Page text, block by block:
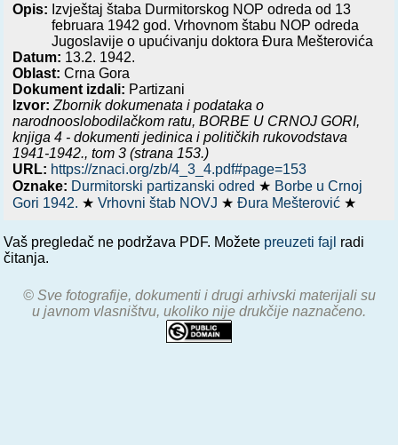
Opis: Izvještaj štaba Durmitorskog NOP odreda od 13
februara 1942 god. Vrhovnom štabu NOP odreda
Jugoslavije o upućivanju doktora Đura Mešterovića
Datum: 13.2. 1942.
Oblast: Crna Gora
Dokument izdali: Partizani
Izvor: Zbornik dokumenata i podataka o
narodnooslobodilačkom ratu,BORBE U CRNOJ GORI,
knjiga 4 - dokumenti jedinica i političkih rukovodstava
1941-1942., tom 3 (strana 153.)
URL: https://znaci.org/zb/4_3_4.pdf#page=153
Oznake: Durmitorski partizanski odred ★ Borbe u Crnoj
Gori 1942. ★Vrhovni štab NOVJ ★Đura Mešterović ★
Vaš pregledač ne podržava PDF. Možete preuzeti fajl radi
čitanja.
© Sve fotografije, dokumenti i drugi arhivski materijali su
u javnom vlasništvu, ukoliko nije drukčije naznačeno.